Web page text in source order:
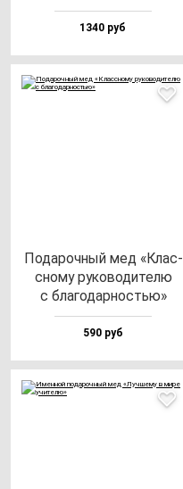
1340 руб
Пода­роч­ный мед «Клас­
сно­му ру­ко­во­ди­те­лю
с бла­го­дар­ностью»
590 руб